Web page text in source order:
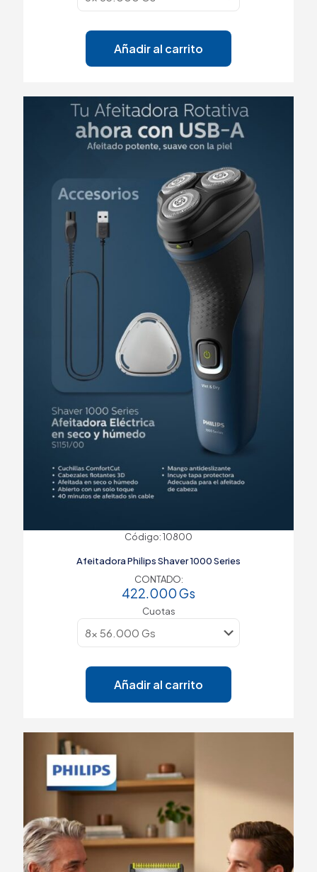
Añadir al carrito
Código: 10800
Afeitadora Philips Shaver 1000 Series
CONTADO:
422.000Gs
Cuotas
Añadir al carrito